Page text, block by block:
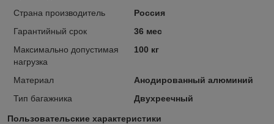
Страна производитель
Россия
Гарантийный срок
36 мес
Максимально допустимая
нагрузка
100 кг
Материал
Анодированный алюминий
Тип багажника
Двухреечный
Пользовательские характеристики